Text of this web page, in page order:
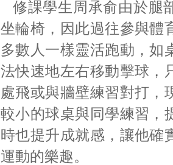
修課學生周承俞由於腿
坐輪椅，因此過往參與體
多數人一樣靈活跑動，如
法快速地左右移動擊球，
處飛或與牆壁練習對打，
較小的球桌與同學練習，
時也提升成就感，讓他確
運動的樂趣。